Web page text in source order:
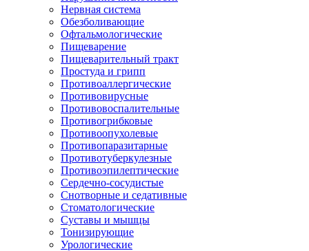
Нервная система
Обезболивающие
Офтальмологические
Пищеварение
Пищеварительный тракт
Простуда и грипп
Противоаллергические
Противовирусные
Противовоспалительные
Противогрибковые
Противоопухолевые
Противопаразитарные
Противотуберкулезные
Противоэпилептические
Сердечно-сосудистые
Снотворные и седативные
Стоматологические
Суставы и мышцы
Тонизирующие
Урологические